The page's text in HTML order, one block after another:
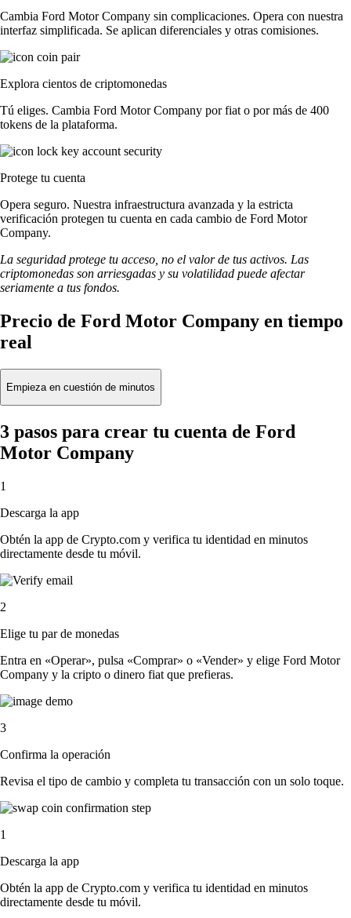
Cambia Ford Motor Company sin complicaciones. Opera con nuestra
interfaz simplificada. Se aplican diferenciales y otras comisiones.
Explora cientos de criptomonedas
Tú eliges. Cambia Ford Motor Company por fiat o por más de 400
tokens de la plataforma.
Protege tu cuenta
Opera seguro. Nuestra infraestructura avanzada y la estricta
verificación protegen tu cuenta en cada cambio de Ford Motor
Company.
La seguridad protege tu acceso, no el valor de tus activos. Las
criptomonedas son arriesgadas y su volatilidad puede afectar
seriamente a tus fondos.
Precio de Ford Motor Company en tiempo
real
Empieza en cuestión de minutos
3 pasos para crear tu cuenta de Ford
Motor Company
1
Descarga la app
Obtén la app de Crypto.com y verifica tu identidad en minutos
directamente desde tu móvil.
2
Elige tu par de monedas
Entra en «Operar», pulsa «Comprar» o «Vender» y elige Ford Motor
Company y la cripto o dinero fiat que prefieras.
3
Confirma la operación
Revisa el tipo de cambio y completa tu transacción con un solo toque.
1
Descarga la app
Obtén la app de Crypto.com y verifica tu identidad en minutos
directamente desde tu móvil.